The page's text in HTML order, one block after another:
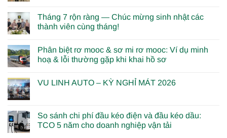
Tháng 7 rộn ràng — Chúc mừng sinh nhật các
thành viên cùng tháng!
Phân biệt rơ mooc & sơ mi rơ mooc: Ví dụ minh
hoạ & lỗi thường gặp khi khai hồ sơ
VU LINH AUTO – KỲ NGHỈ MÁT 2026
So sánh chi phí đầu kéo điện và đầu kéo dầu:
TCO 5 năm cho doanh nghiệp vận tải